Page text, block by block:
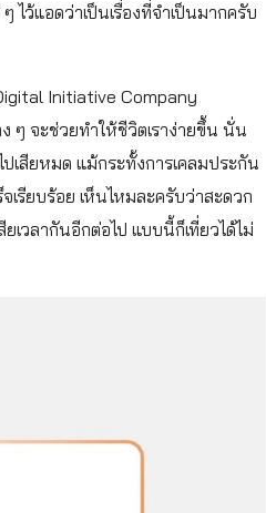
ไว้แอดว่าเป็นเรื่องที่จำเป็นมากครับ
Initiative Company
ๆ จะช่วยทำให้ชีวิตเราง่ายขึ้น นั่น
เสียหมด แม้กระทั้งการเคลมประกัน
จเรียบร้อย เห็นไหมละครับว่าสะดวก
เวลากันอีกต่อไป แบบนี้ก็เที่ยวได้ไม่